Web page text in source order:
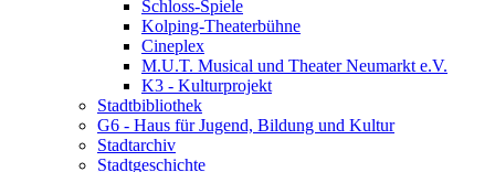
Schloss-Spiele
Kolping-Theaterbühne
Cineplex
M.U.T. Musical und Theater Neumarkt e.V.
K3 - Kulturprojekt
Stadtbibliothek
G6 - Haus für Jugend, Bildung und Kultur
Stadtarchiv
Stadtgeschichte